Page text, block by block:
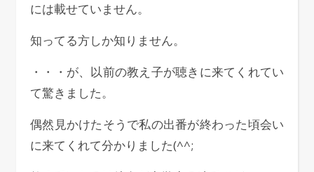
には載せていません。
知ってる方しか知りません。
・・・が、以前の教え子が聴きに来てくれてい
て驚きました。
偶然見かけたそうで私の出番が終わった頃会い
に来てくれて分かりました(^^;